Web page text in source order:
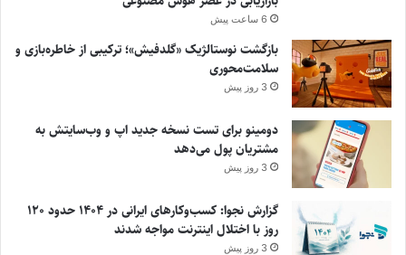
6 ساعت پیش
بازگشت نوستالژیک «گلدفیش»؛ ترکیبی از خاطره‌بازی و
سلامت‌محوری
3 روز پیش
دومینو برای تست نسخه جدید اپ و وب‌سایتش به
مشتریان پول می‌دهد
3 روز پیش
گزارش نجوا: کسب‌وکارهای ایرانی در ۱۴۰۴ حدود ۱۲۰
روز با اختلال اینترنت مواجه شدند
3 روز پیش